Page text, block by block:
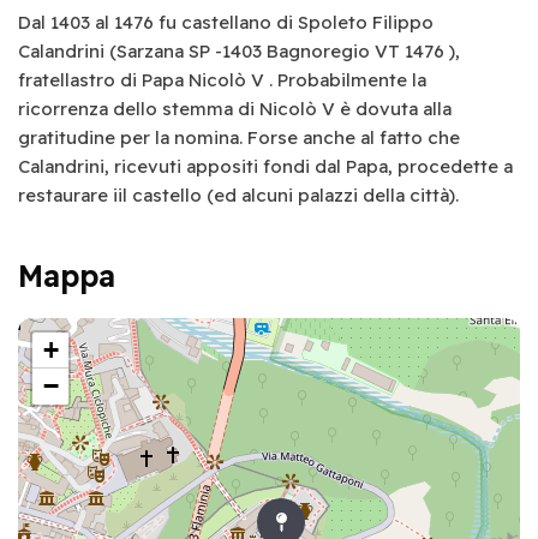
Dal 1403 al 1476 fu castellano di Spoleto Filippo
Calandrini (Sarzana SP -1403 Bagnoregio VT 1476 ),
fratellastro di Papa Nicolò V . Probabilmente la
ricorrenza dello stemma di Nicolò V è dovuta alla
gratitudine per la nomina. Forse anche al fatto che
Calandrini, ricevuti appositi fondi dal Papa, procedette a
restaurare iil castello (ed alcuni palazzi della città).
Mappa
+
−